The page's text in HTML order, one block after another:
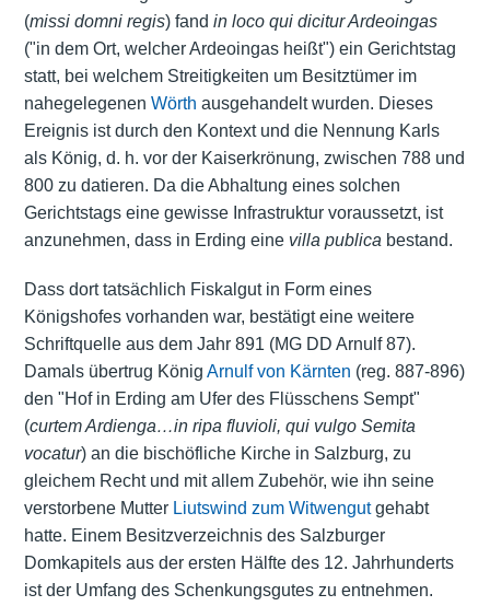
(missi domni regis) fand in loco qui dicitur Ardeoingas
("in dem Ort, welcher Ardeoingas heißt") ein Gerichtstag
statt, bei welchem Streitigkeiten um Besitztümer im
nahegelegenen Wörth ausgehandelt wurden. Dieses
Ereignis ist durch den Kontext und die Nennung Karls
als König, d. h. vor der Kaiserkrönung, zwischen 788 und
800 zu datieren. Da die Abhaltung eines solchen
Gerichtstags eine gewisse Infrastruktur voraussetzt, ist
anzunehmen, dass in Erding eine villa publica bestand.
Dass dort tatsächlich Fiskalgut in Form eines
Königshofes vorhanden war, bestätigt eine weitere
Schriftquelle aus dem Jahr 891 (MG DD Arnulf 87).
Damals übertrug König Arnulf von Kärnten (reg. 887-896)
den "Hof in Erding am Ufer des Flüsschens Sempt"
(curtem Ardienga…in ripa fluvioli, qui vulgo Semita
vocatur) an die bischöfliche Kirche in Salzburg, zu
gleichem Recht und mit allem Zubehör, wie ihn seine
verstorbene Mutter Liutswind zum Witwengutgehabt
hatte. Einem Besitzverzeichnis des Salzburger
Domkapitelsaus der ersten Hälfte des 12. Jahrhunderts
ist der Umfang des Schenkungsgutes zu entnehmen.